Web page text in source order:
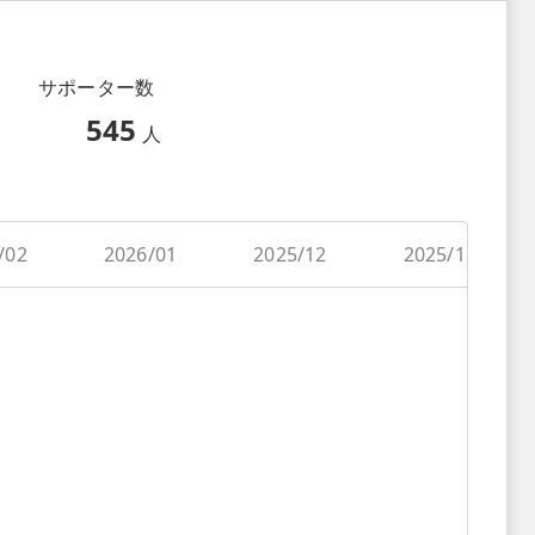
サポーター数
545 人
02 2026/01 2025/12 2025/11